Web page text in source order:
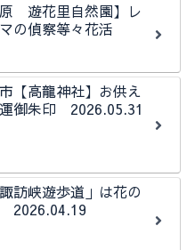
原 遊花里自然園】レ
の偵察等々花活
【高龍神社】お供え
御朱印 2026.05.31
訪峡遊歩道」は花の
2026.04.19